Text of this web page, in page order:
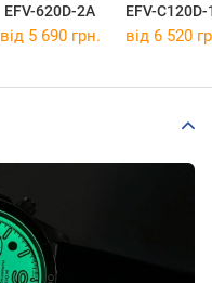
EFV-620D-2A
EFV-C120D-
від 5 690 грн. від 6 520